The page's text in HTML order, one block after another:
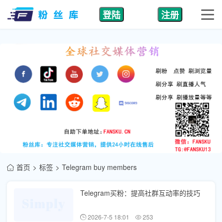
登陆 注册
首页 标签 Telegram buy members
Telegram买粉：提高社群互动率的技巧
2026-7-5 18:01 253